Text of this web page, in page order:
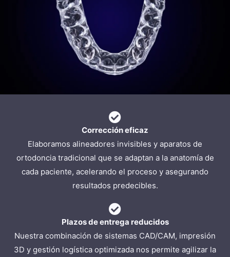
Corrección eficaz
Elaboramos alineadores invisibles y aparatos de
ortodoncia tradicional que se adaptan a la anatomía de
cada paciente, acelerando el proceso y asegurando
resultados predecibles.
Plazos de entrega reducidos
Nuestra combinación de sistemas CAD/CAM, impresión
3D y gestión logística optimizada nos permite agilizar la